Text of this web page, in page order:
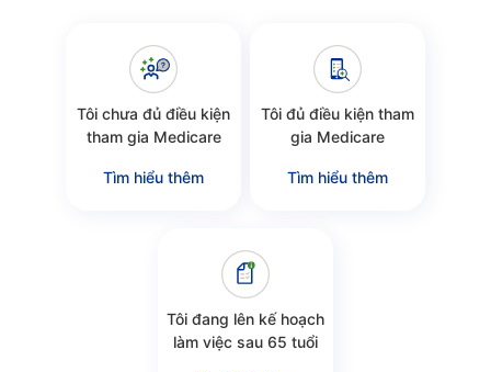
Tôi chưa đủ điều kiện
tham gia Medicare
Tìm hiểu thêm
Tôi đủ điều kiện tham
gia Medicare
Tìm hiểu thêm
Tôi đang lên kế hoạch
làm việc sau 65 tuổi